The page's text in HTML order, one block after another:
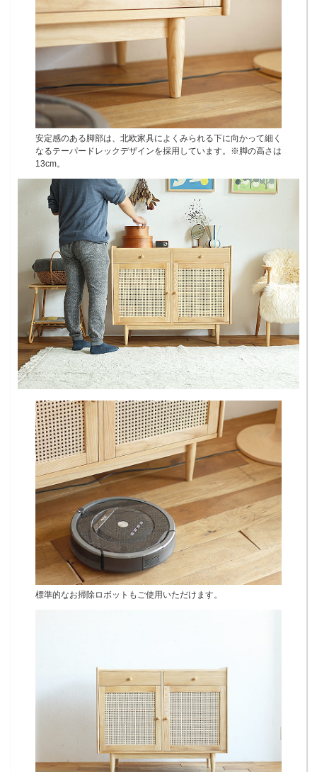
安定感のある脚部は、北欧家具によくみられる下に向かって細く
なるテーパードレックデザインを採用しています。※脚の高さは
13cm。
標準的なお掃除ロボットもご使用いただけます。